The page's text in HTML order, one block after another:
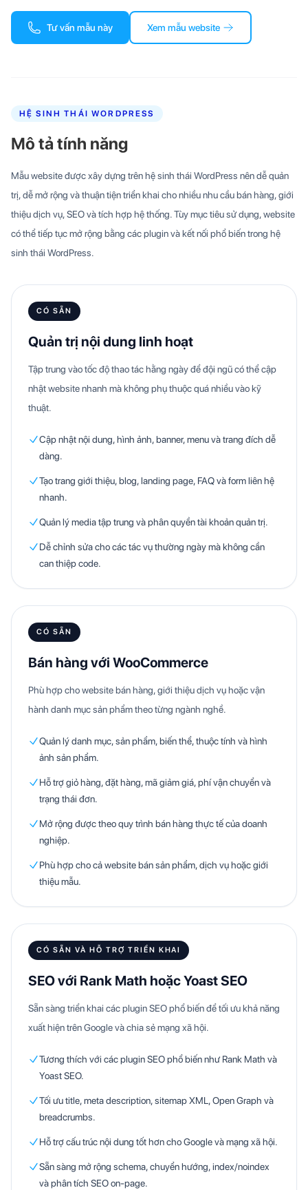
Tư vấn mẫu này Xem mẫu website
HỆ SINH THÁI WORDPRESS
Mô tả tính năng
Mẫu website được xây dựng trên hệ sinh thái WordPress nên dễ quản
trị, dễ mở rộng và thuận tiện triển khai cho nhiều nhu cầu bán hàng, giới
thiệu dịch vụ, SEO và tích hợp hệ thống. Tùy mục tiêu sử dụng, website
có thể tiếp tục mở rộng bằng các plugin và kết nối phổ biến trong hệ
sinh thái WordPress.
CÓ SẴN
Quản trị nội dung linh hoạt
Tập trung vào tốc độ thao tác hằng ngày để đội ngũ có thể cập
nhật website nhanh mà không phụ thuộc quá nhiều vào kỹ
thuật.
Cập nhật nội dung, hình ảnh, banner, menu và trang đích dễ
dàng.
Tạo trang giới thiệu, blog, landing page, FAQ và form liên hệ
nhanh.
Quản lý media tập trung và phân quyền tài khoản quản trị.
Dễ chỉnh sửa cho các tác vụ thường ngày mà không cần
can thiệp code.
CÓ SẴN
Bán hàng với WooCommerce
Phù hợp cho website bán hàng, giới thiệu dịch vụ hoặc vận
hành danh mục sản phẩm theo từng ngành nghề.
Quản lý danh mục, sản phẩm, biến thể, thuộc tính và hình
ảnh sản phẩm.
Hỗ trợ giỏ hàng, đặt hàng, mã giảm giá, phí vận chuyển và
trạng thái đơn.
Mở rộng được theo quy trình bán hàng thực tế của doanh
nghiệp.
Phù hợp cho cả website bán sản phẩm, dịch vụ hoặc giới
thiệu mẫu.
CÓ SẴN VÀ HỖ TRỢ TRIỂN KHAI
SEO với Rank Math hoặc Yoast SEO
Sẵn sàng triển khai các plugin SEO phổ biến để tối ưu khả năng
xuất hiện trên Google và chia sẻ mạng xã hội.
Tương thích với các plugin SEO phổ biến như Rank Math và
Yoast SEO.
Tối ưu title, meta description, sitemap XML, Open Graph và
breadcrumbs.
Hỗ trợ cấu trúc nội dung tốt hơn cho Google và mạng xã hội.
Sẵn sàng mở rộng schema, chuyển hướng, index/noindex
và phân tích SEO on-page.